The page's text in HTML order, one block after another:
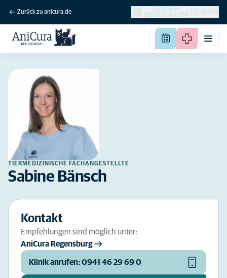
Zurück zu anicura.de
DEUTSCH
(DEUTSCHLAND)
SUCHE
TIERMEDIZINISCHE FACHANGESTELLTE
Sabine Bänsch
Kontakt
Empfehlungen sind möglich unter:
AniCura Regensburg
Klinik anrufen: 0941 46 29 69 0